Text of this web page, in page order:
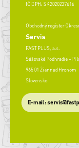
IČ DPH: SK2020227616
Obchodný register
Servis
FAST PLUS, a.s.
Šášovské Podhradie –
965 01 Žiar nad Hronom
Slovensko
​E-mail: